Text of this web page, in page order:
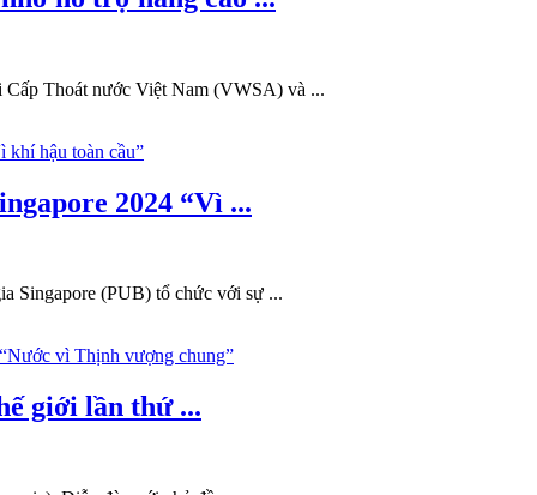
Thoát nước Việt Nam (VWSA) và ...
2024 “Vì ...
Singapore (PUB) tổ chức với sự ...
giới lần thứ ...